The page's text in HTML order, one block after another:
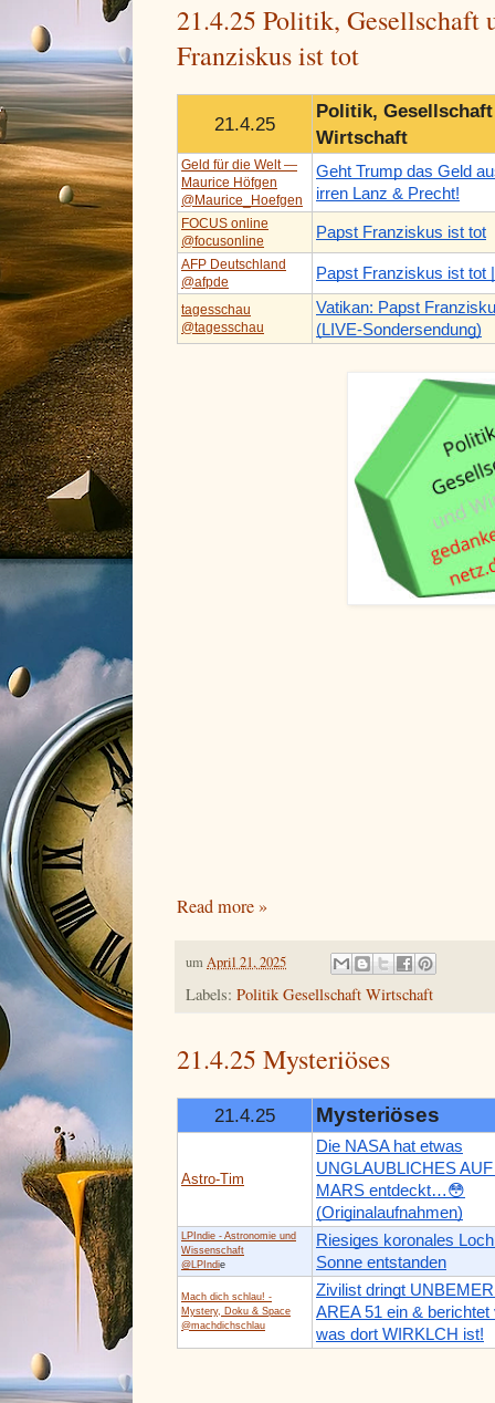
21.4.25 Politik, Gesellschaft
Franziskus ist tot
21.4.25
Politik,
Wirtschaft
Geld für die Welt —
Maurice Höfgen
@Maurice_Hoefgen
Geht Trump das Geld
irren Lanz & Precht!
FOCUS online
@focusonline
Papst Franziskus ist tot
AFP Deutschland
@afpde
Papst Franziskus ist tot
tagesschau
@tagesschau
Vatikan: Papst
(LIVE-Sondersendung)
Read more »
umApril 21, 2025
Labels: Politik Gesellschaft Wirtschaft
21.4.25 Mysteriöses
21.4.25 Mysteriöses
Astro-Tim
Die NASA hat etwas
UNGLAUBLICHES
MARS entdeckt…😳
(Originalaufnahmen)
LPIndie - Astronomie und
Wissenschaft
@LPIndie
Riesiges koronales
Sonne entstanden
Mach dich schlau! -
Mystery, Doku & Space
@machdichschlau
Zivilist dringt
AREA 51 ein & berichtet
was dort WIRKLCH ist!